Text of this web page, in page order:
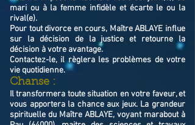
mari ou à la femme infidèle et écarte le ou la
rival(e).
Pour tout divorce en cours, Maître ABLAYE influe
sur la décision de la justice et retourne la
décision à votre avantage.
Contactez-le, il règlera les problèmes de votre
vie quotidienne.
Chanse :
Il transformera toute situation en votre faveur, et
vous apportera la chance aux jeux. La grandeur
spirituelle du Maître ABLAYE, voyant marabout à